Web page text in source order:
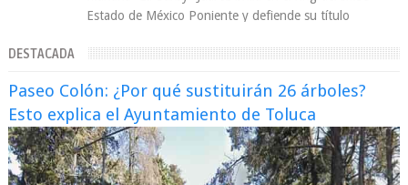
Estado de México Poniente y defiende su título
DESTACADA
Paseo Colón: ¿Por qué sustituirán 26 árboles?
Esto explica el Ayuntamiento de Toluca